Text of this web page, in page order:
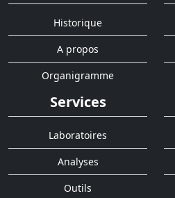
Historique
A propos
Organigramme
Services
Laboratoires
Analyses
Outils